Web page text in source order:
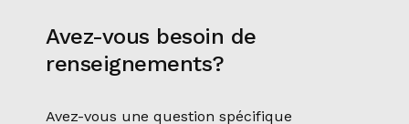
Avez-vous besoin de
renseignements?
Avez-vous une question spécifique